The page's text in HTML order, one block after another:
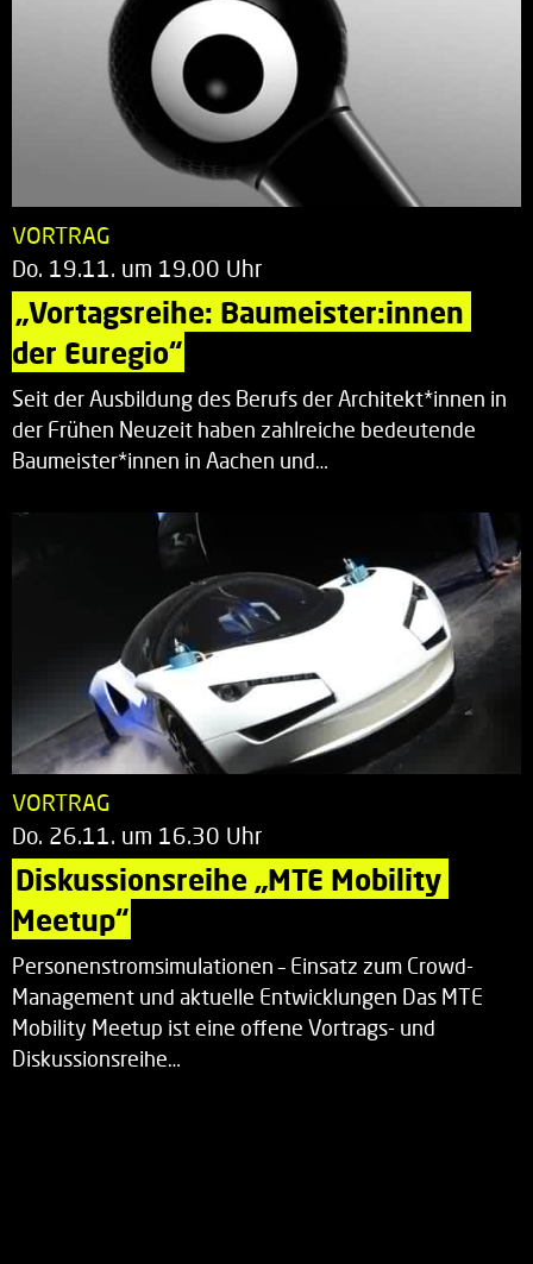
VORTRAG
Do. 19.11. um 19.00 Uhr
„Vortagsreihe: Baumeister:innen
der Euregio“
Seit der Ausbildung des Berufs der Architekt*innen in
der Frühen Neuzeit haben zahlreiche bedeutende
Baumeister*innen in Aachen und…
VORTRAG
Do. 26.11. um 16.30 Uhr
Diskussionsreihe „MTE Mobility
Meetup“
Personenstromsimulationen – Einsatz zum Crowd-
Management und aktuelle Entwicklungen Das MTE
Mobility Meetup ist eine offene Vortrags- und
Diskussionsreihe…